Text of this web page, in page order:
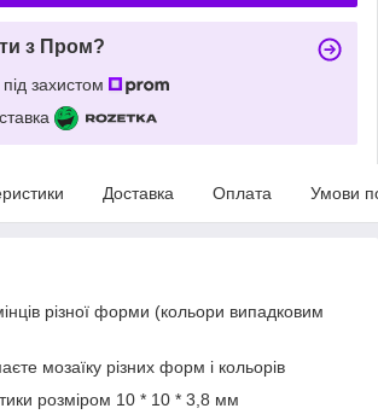
з Пром?
захистом
Доставка Оплата Умови
різної форми (кольори випадковим
мозаїку різних форм і кольорів
розміром 10 * 10 * 3,8 мм